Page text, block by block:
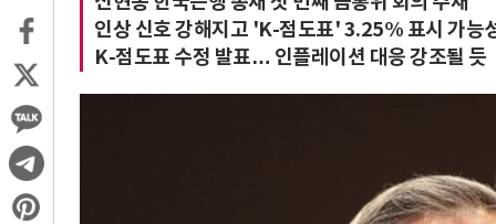
인상 신호 강해지고 'K-점도표' 3.25% 표시 가능
K-점도표 수정 발표… 인플레이션 대응 강조될 듯